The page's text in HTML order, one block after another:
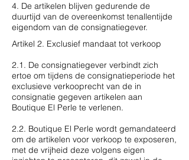
4. De artikelen blijven gedurende de
duurtijd van de overeenkomst tenallentijde
eigendom van de consignatiegever.
Artikel 2. Exclusief mandaat tot verkoop
2.1. De consignatiegever verbindt zich
ertoe om tijdens de consignatieperiode het
exclusieve verkooprecht van de in
consignatie gegeven artikelen aan
Boutique El Perle te verlenen.
2.2. Boutique El Perle wordt gemandateerd
om de artikelen voor verkoop te exposeren,
met de vrijheid deze volgens eigen